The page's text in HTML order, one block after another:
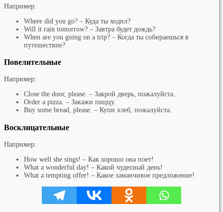
Например:
Where did you go? – Куда ты ходил?
Will it rain tomorrow? – Завтра будет дождь?
When are you going on a trip? – Когда ты собираешься в
путешествие?
Повелительные
Например:
Close the door, please. – Закрой дверь, пожалуйста.
Order a pizza. – Закажи пиццу.
Buy some bread, please. – Купи хлеб, пожалуйста.
Восклицательные
Например:
How well she sings! – Как хорошо она поет!
What a wonderful day! – Какой чудесный день!
What a tempting offer! – Какое заманчивое предложение!